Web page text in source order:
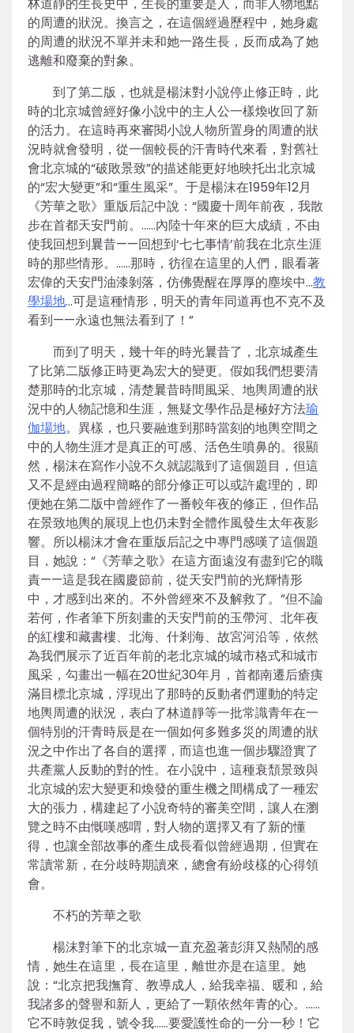
的周遭的狀況。換言之，在這個經過歷程中，她身處
的周遭的狀況不單并未和她一路生長，反而成為了她
逃離和廢棄的對象。
到了第二版，也就是楊沫對小說停止修正時，此
時的北京城曾經好像小說中的主人公一樣煥收回了新
的活力。在這時再來審閱小說人物所置身的周遭的狀
況時就會發明，從一個較長的汗青時代來看，對舊社
會北京城的“破敗景致”的描述能更好地映托出北京城
的“宏大變更”和“重生風采”。于是楊沫在1959年12月
《芳華之歌》重版后記中說：“國慶十周年前夜，我散
步在首都天安門前。……內陸十年來的巨大成績，不由
使我回想到曩昔——回想到‘七七事情’前我在北京生涯
時的那些情形。……那時，彷徨在這里的人們，眼看著
宏偉的天安門油漆剝落，仿佛覺醒在厚厚的塵埃中…教
學場地…可是這種情形，明天的青年同道再也不克不及
看到——永遠也無法看到了！”
而到了明天，幾十年的時光曩昔了，北京城產生
了比第二版修正時更為宏大的變更。假如我們想要清
楚那時的北京城，清楚曩昔時間風采、地輿周遭的狀
況中的人物記憶和生涯，無疑文學作品是極好方法瑜
伽場地。異樣，也只要融進到那時當刻的地輿空間之
中的人物生涯才是真正的可感、活色生噴鼻的。很顯
然，楊沫在寫作小說不久就認識到了這個題目，但這
又不是經由過程簡略的部分修正可以或許處理的，即
便她在第二版中曾經作了一番較年夜的修正，但作品
在景致地輿的展現上也仍未對全體作風發生太年夜影
響。所以楊沫才會在重版后記之中專門感嘆了這個題
目，她說：“《芳華之歌》在這方面遠沒有盡到它的職
責——這是我在國慶節前，從天安門前的光輝情形
中，才感到出來的。不外曾經來不及解救了。”但不論
若何，作者筆下所刻畫的天安門前的玉帶河、北年夜
的紅樓和藏書樓、北海、什剎海、故宮河沿等，依然
為我們展示了近百年前的老北京城的城市格式和城市
風采，勾畫出一幅在20世紀30年月，首都南遷后瘡痍
滿目標北京城，浮現出了那時的反動者們運動的特定
地輿周遭的狀況，表白了林道靜等一批常識青年在一
個特別的汗青時辰是在一個如何多難多災的周遭的狀
況之中作出了各自的選擇，而這也進一個步驟證實了
共產黨人反動的對的性。在小說中，這種衰頹景致與
北京城的宏大變更和煥發的重生機之間構成了一種宏
大的張力，構建起了小說奇特的審美空間，讓人在瀏
覽之時不由慨嘆感喟，對人物的選擇又有了新的懂
得，也讓全部故事的產生成長看似曾經過期，但實在
常讀常新，在分歧時期讀來，總會有紛歧樣的心得領
會。
不朽的芳華之歌
楊沫對筆下的北京城一直充盈著彭湃又熱鬧的感
情，她生在這里，長在這里，離世亦是在這里。她
說：“北京把我撫育、教導成人，給我幸福、暖和，給
我諸多的聲譽和新人，更給了一顆依然年青的心。……
它不時敦促我，號令我……要愛護性命的一分一秒！它